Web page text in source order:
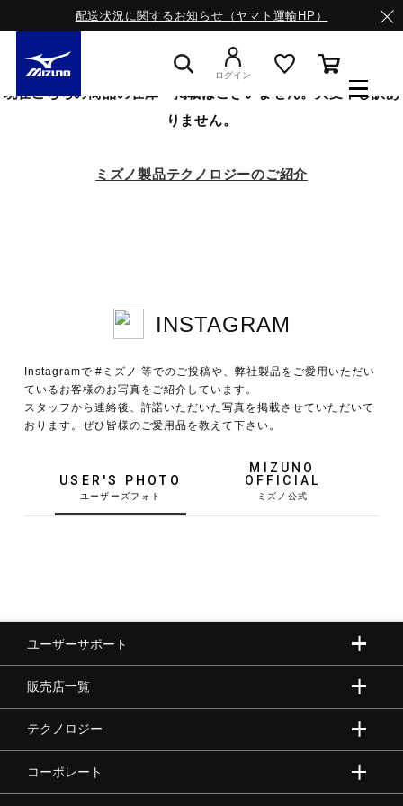
配送状況に関するお知らせ（ヤマト運輸HP）
ランニング
サッカー／フットサル
トレーニング
ゴルフ
スイム
ログイン
現在こちらの商品の在庫・掲載はございません。大変申し訳あ
りません。
ミズノ製品テクノロジーのご紹介
INSTAGRAM
Instagramで #ミズノ 等でのご投稿や、弊社製品をご愛用いただい
ているお客様のお写真をご紹介しています。
スタッフから連絡後、許諾いただいた写真を掲載させていただいて
おります。ぜひ皆様のご愛用品を教えて下さい。
USER'S PHOTO
MIZUNO
OFFICIAL
ユーザーサポート
販売店一覧
テクノロジー
コーポレート